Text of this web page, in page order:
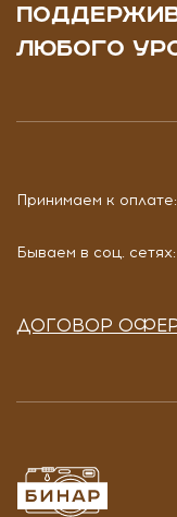
ЛЮБОГО
Принимаем к оплате:
Бываем в соц. сетях:
ДОГОВОР